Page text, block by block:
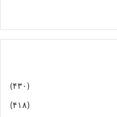
(۴۳۰)
(۴۱۸)